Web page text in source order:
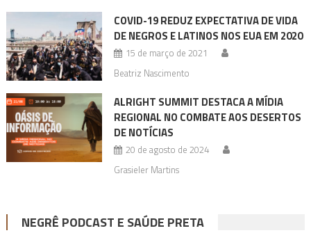
COVID-19 REDUZ EXPECTATIVA DE VIDA
DE NEGROS E LATINOS NOS EUA EM 2020
15 de março de 2021
Beatriz Nascimento
ALRIGHT SUMMIT DESTACA A MÍDIA
REGIONAL NO COMBATE AOS DESERTOS
DE NOTÍCIAS
20 de agosto de 2024
Grasieler Martins
NEGRÊ PODCAST E SAÚDE PRETA